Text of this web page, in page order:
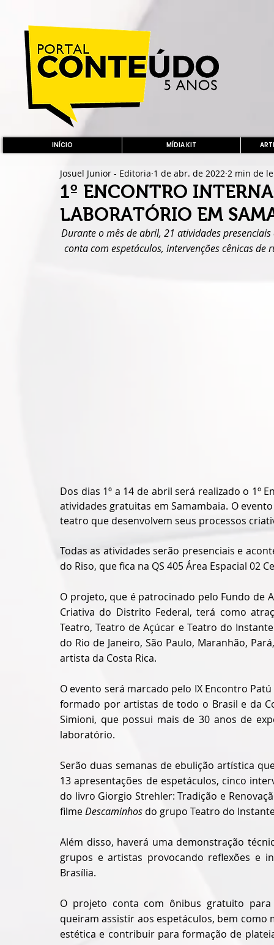
INÍCIO MÍDIA KIT
1º ENCONTRO
LABORATÓRIO EM
Josuel Junior - Editoria 1 de abr. de 2022 2 min de
Durante o mês de abril, 21 atividades
conta com espetáculos, intervenções cênicas
Dos dias 1º a 14 de abril será realizado o 1º
atividades gratuitas em Samambaia. O
teatro que desenvolvem seus processos
Todas as atividades serão presenciais e
do Riso, que fica na QS 405 Área Espacial 02
O projeto, que é patrocinado pelo Fundo de
Criativa do Distrito Federal, terá como
Teatro, Teatro de Açúcar e Teatro do
do Rio de Janeiro, São Paulo, Maranhão,
artista da Costa Rica.
O evento será marcado pelo IX Encontro
formado por artistas de todo o Brasil e da
Simioni, que possui mais de 30 anos de
laboratório.
Serão duas semanas de ebulição artística
13 apresentações de espetáculos, cinco
do livro Giorgio Strehler: Tradição e
filme Descaminhos do grupo Teatro do
Além disso, haverá uma demonstração
grupos e artistas provocando reflexões e
Brasília.
O projeto conta com ônibus gratuito
queiram assistir aos espetáculos, bem como
estética e contribuir para formação de